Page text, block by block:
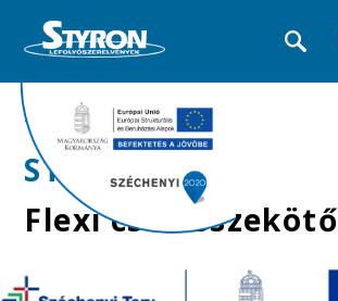
>>Jolly flexek
STY-616-8
Flexi cső összekötő